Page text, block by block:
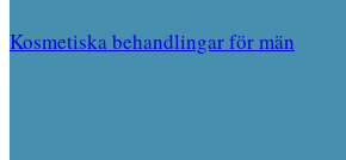
Kosmetiska behandlingar för män